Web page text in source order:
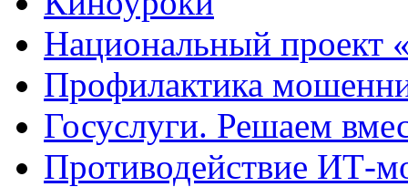
Национальный проект
Профилактика
Госуслуги. Решаем
Противодействие ИТ-